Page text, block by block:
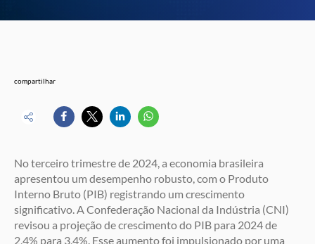
compartilhar
No terceiro trimestre de 2024, a economia brasileira
apresentou um desempenho robusto, com o Produto
Interno Bruto (PIB) registrando um crescimento
significativo. A Confederação Nacional da Indústria (CNI)
revisou a projeção de crescimento do PIB para 2024 de
2,4% para 3,4%. Esse aumento foi impulsionado por uma